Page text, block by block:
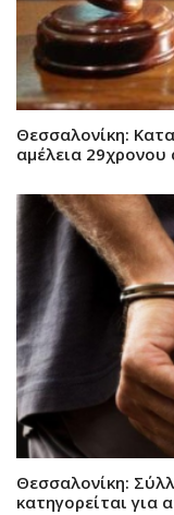
Θεσσαλονίκη:
αμέλεια 29χρονου
Θεσσαλονίκη:
κατηγορείται